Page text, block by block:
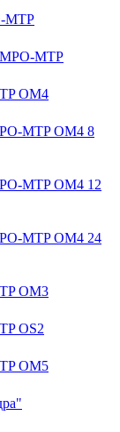
MTP
MTP
OM4
MTP OM4 8
MTP OM4 12
MTP OM4 24
OM3
OS2
OM5